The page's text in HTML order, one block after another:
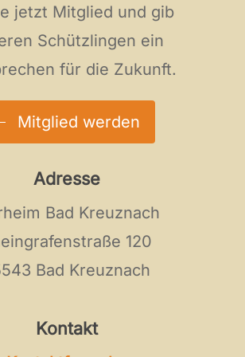
jetzt Mitglied und gib
Schützlingen ein
für die Zukunft.
Mitglied werden
Adresse
Bad Kreuznach
120
Bad Kreuznach
Kontakt